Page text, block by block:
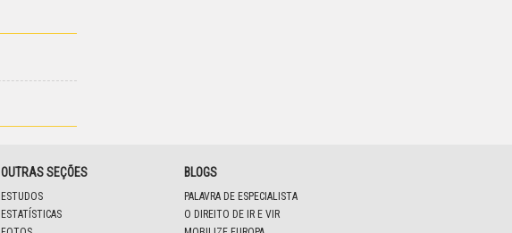
OUTRAS SEÇÕES
ESTUDOS
ESTATÍSTICAS
BLOGS
PALAVRA DE ESPECIALISTA
O DIREITO DE IR E VIR